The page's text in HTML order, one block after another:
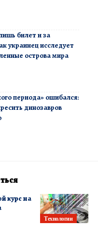
билет и за
украинец исследует
острова мира
периода» ошибался:
динозавров
Технологии
курс на